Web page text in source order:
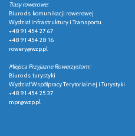
Trasy rowerowe:
Biuro ds. komunikacji rowerowej
Wydział Infrastruktury i Transportu
+48 91 454 27 67
+48 91 454 28 16
rowery@wzp.pl
Miejsca Przyjazne Rowerzystom:
Biuro ds. turystyki
Wydział Współpracy Terytorialnej i Turystyki
+48 91 454 25 37
mpr@wzp.pl